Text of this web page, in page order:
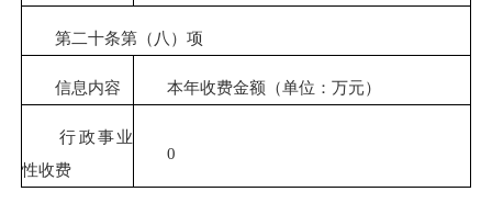
第二十条第（八）项
信息内容 本年收费金额（单位：万元）
行政事业
性收费
0